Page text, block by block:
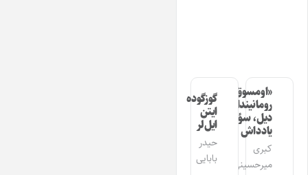
«اومسوق»
رومانیندا
دیل، سؤز،
یادداش
کبری
میرحسینی
گوزگوده
ایتن
ایل‌لر
حیدر
بابایی